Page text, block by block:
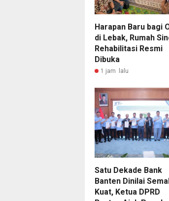
Harapan Baru bagi
di Lebak, Rumah
Rehabilitasi Resmi
Dibuka
1 jam lalu
Satu Dekade Bank
Banten Dinilai
Kuat, Ketua DPRD